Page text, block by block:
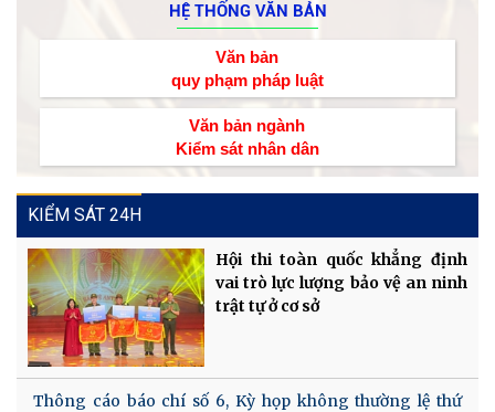
HỆ THỐNG VĂN BẢN
Văn bản
quy phạm pháp luật
Văn bản ngành
Kiểm sát nhân dân
KIỂM SÁT 24H
Hội thi toàn quốc khẳng định
vai trò lực lượng bảo vệ an ninh
trật tự ở cơ sở
Thông cáo báo chí số 6, Kỳ họp không thường lệ thứ